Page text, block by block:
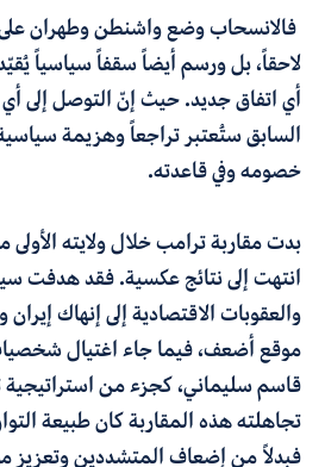
فالانسحاب وضع واشنطن وطهران
لاحقاً، بل ورسم أيضاً سقفاً سياسياً
أي اتفاق جديد. حيث إنّ التوصل إلى أي
السابق ستُعتبر تراجعاً وهزيمة
خصومه وفي قاعدته.
بدت مقاربة ترامب خلال ولايته
انتهت إلى نتائج عكسية. فقد هدفت
والعقوبات الاقتصادية إلى إنهاك
موقع أضعف، فيما جاء اغتيال
قاسم سليماني، كجزء من
تجاهلته هذه المقاربة كان طبيعة
فبدلاً من إضعاف المتشددين وتعزيز